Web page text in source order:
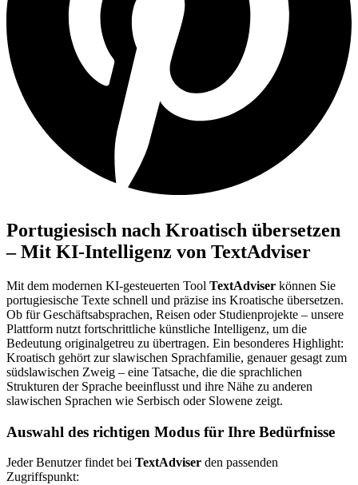
Portugiesisch nach Kroatisch übersetzen
– Mit KI-Intelligenz von TextAdviser
Mit dem modernen KI-gesteuerten Tool TextAdviser können Sie
portugiesische Texte schnell und präzise ins Kroatische übersetzen.
Ob für Geschäftsabsprachen, Reisen oder Studienprojekte – unsere
Plattform nutzt fortschrittliche künstliche Intelligenz, um die
Bedeutung originalgetreu zu übertragen. Ein besonderes Highlight:
Kroatisch gehört zur slawischen Sprachfamilie, genauer gesagt zum
südslawischen Zweig – eine Tatsache, die die sprachlichen
Strukturen der Sprache beeinflusst und ihre Nähe zu anderen
slawischen Sprachen wie Serbisch oder Slowene zeigt.
Auswahl des richtigen Modus für Ihre Bedürfnisse
Jeder Benutzer findet bei TextAdviser den passenden
Zugriffspunkt: